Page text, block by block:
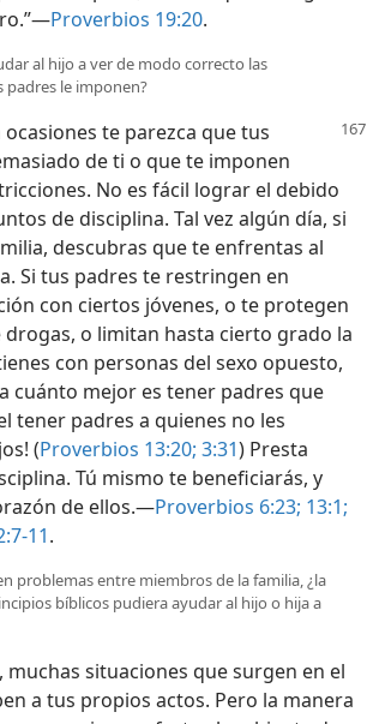
Proverbios 19:20.
al hijo a ver de modo correcto las
padres le imponen?
ocasiones te parezca que tus
de ti o que te imponen
No es fácil lograr el debido
de disciplina. Tal vez algún día, si
descubras que te enfrentas al
Si tus padres te restringen en
con ciertos jóvenes, o te protegen
drogas, o limitan hasta cierto grado la
con personas del sexo opuesto,
cuánto mejor es tener padres que
tener padres a quienes no les
(Proverbios 13:20; 3:31) Presta
Tú mismo te beneficiarás, y
de ellos.—Proverbios 6:23; 13:1;
11.
problemas entre miembros de la familia, ¿la
bíblicos pudiera ayudar al hijo o hija a
situaciones que surgen en el
a tus propios actos. Pero la manera